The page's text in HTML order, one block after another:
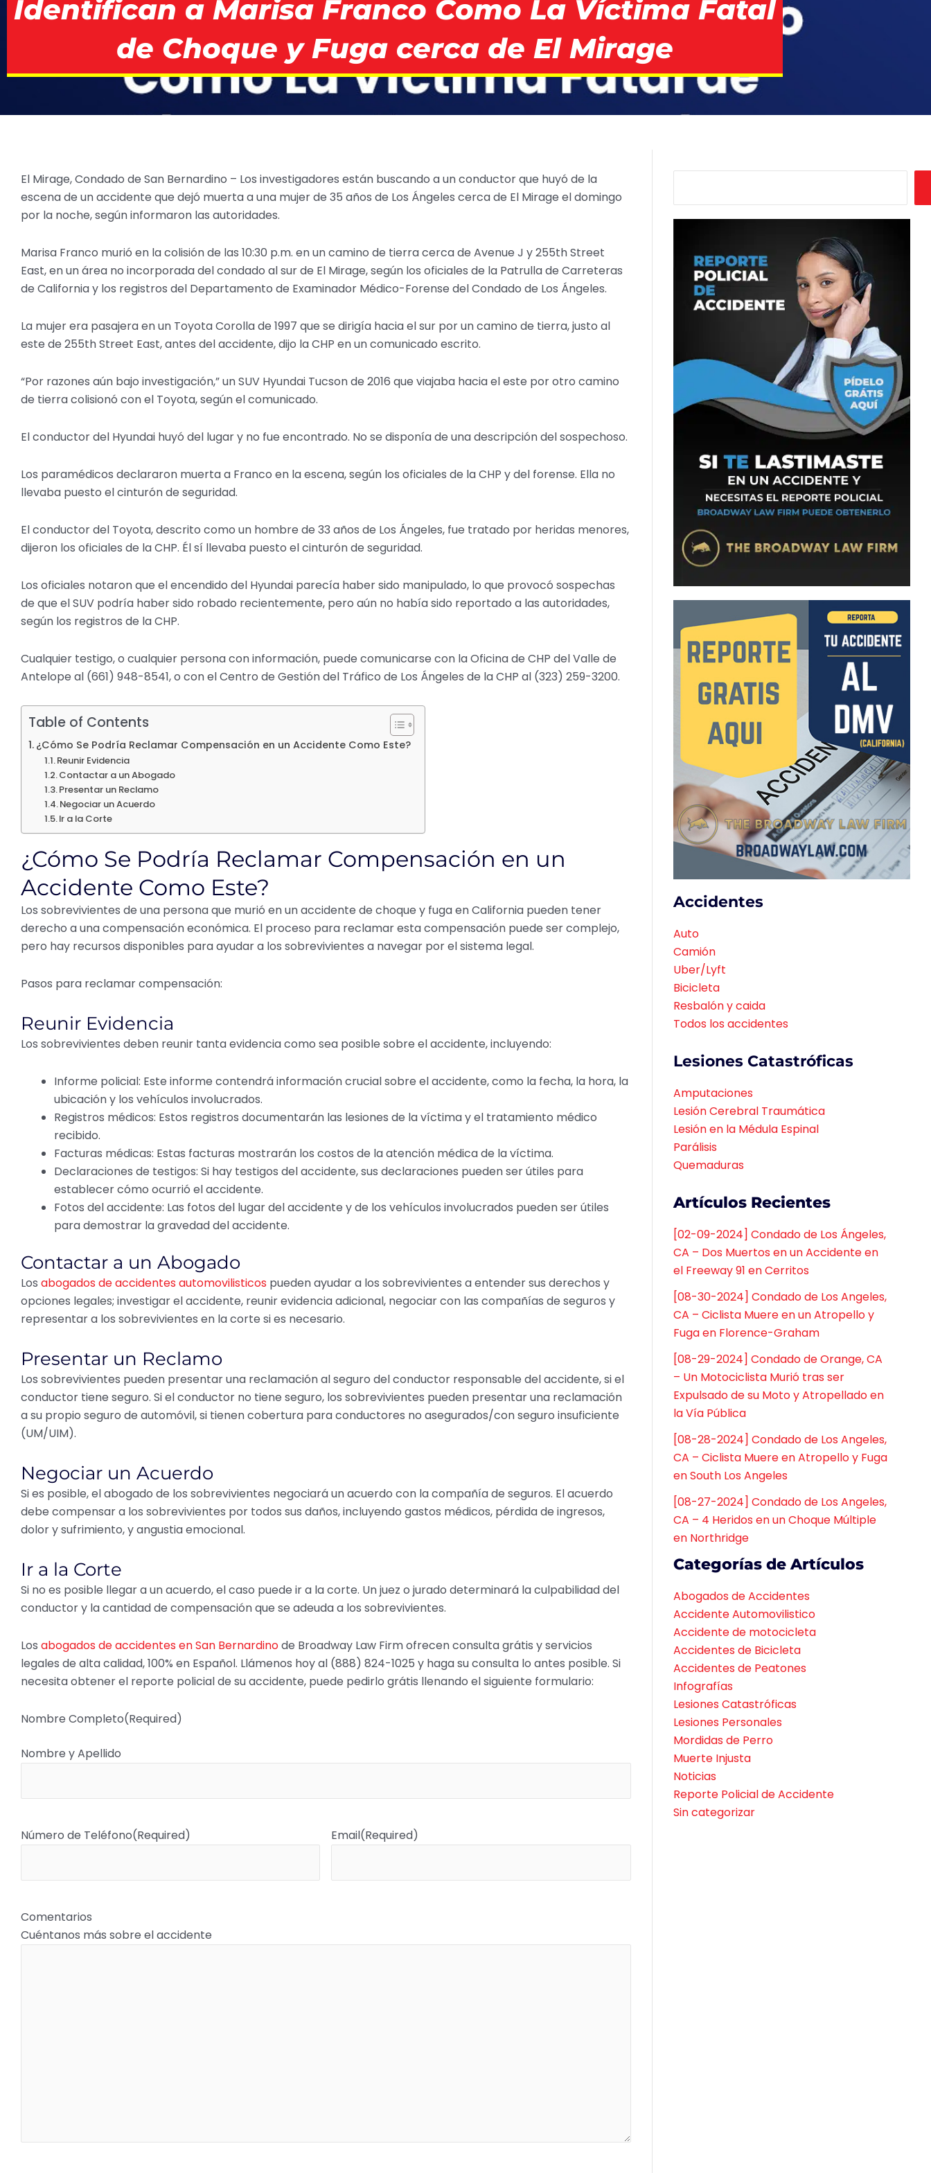
Identifican a Marisa Franco Como La Víctima Fatal
de Choque y Fuga cerca de El Mirage
El Mirage, Condado de San Bernardino – Los investigadores están buscando a un conductor que huyó de la
escena de un accidente que dejó muerta a una mujer de 35 años de Los Ángeles cerca de El Mirage el domingo
por la noche, según informaron las autoridades.
Marisa Franco murió en la colisión de las 10:30 p.m. en un camino de tierra cerca de Avenue J y 255th Street
East, en un área no incorporada del condado al sur de El Mirage, según los oficiales de la Patrulla de Carreteras
de California y los registros del Departamento de Examinador Médico-Forense del Condado de Los Ángeles.
La mujer era pasajera en un Toyota Corolla de 1997 que se dirigía hacia el sur por un camino de tierra, justo al
este de 255th Street East, antes del accidente, dijo la CHP en un comunicado escrito.
“Por razones aún bajo investigación,” un SUV Hyundai Tucson de 2016 que viajaba hacia el este por otro camino
de tierra colisionó con el Toyota, según el comunicado.
El conductor del Hyundai huyó del lugar y no fue encontrado. No se disponía de una descripción del sospechoso.
Los paramédicos declararon muerta a Franco en la escena, según los oficiales de la CHP y del forense. Ella no
llevaba puesto el cinturón de seguridad.
El conductor del Toyota, descrito como un hombre de 33 años de Los Ángeles, fue tratado por heridas menores,
dijeron los oficiales de la CHP. Él sí llevaba puesto el cinturón de seguridad.
Los oficiales notaron que el encendido del Hyundai parecía haber sido manipulado, lo que provocó sospechas
de que el SUV podría haber sido robado recientemente, pero aún no había sido reportado a las autoridades,
según los registros de la CHP.
Cualquier testigo, o cualquier persona con información, puede comunicarse con la Oficina de CHP del Valle de
Antelope al (661) 948-8541, o con el Centro de Gestión del Tráfico de Los Ángeles de la CHP al (323) 259-3200.
Table of Contents
¿Cómo Se Podría Reclamar Compensación en un Accidente Como Este?
Reunir Evidencia
Contactar a un Abogado
Presentar un Reclamo
Negociar un Acuerdo
Ir a la Corte
¿Cómo Se Podría Reclamar Compensación en un
Accidente Como Este?
Los sobrevivientes de una persona que murió en un accidente de choque y fuga en California pueden tener
derecho a una compensación económica. El proceso para reclamar esta compensación puede ser complejo,
pero hay recursos disponibles para ayudar a los sobrevivientes a navegar por el sistema legal.
Pasos para reclamar compensación:
Reunir Evidencia
Los sobrevivientes deben reunir tanta evidencia como sea posible sobre el accidente, incluyendo:
Informe policial: Este informe contendrá información crucial sobre el accidente, como la fecha, la hora, la
ubicación y los vehículos involucrados.
Registros médicos: Estos registros documentarán las lesiones de la víctima y el tratamiento médico
recibido.
Facturas médicas: Estas facturas mostrarán los costos de la atención médica de la víctima.
Declaraciones de testigos: Si hay testigos del accidente, sus declaraciones pueden ser útiles para
establecer cómo ocurrió el accidente.
Fotos del accidente: Las fotos del lugar del accidente y de los vehículos involucrados pueden ser útiles
para demostrar la gravedad del accidente.
Contactar a un Abogado
Los abogados de accidentes automovilisticos pueden ayudar a los sobrevivientes a entender sus derechos y
opciones legales; investigar el accidente, reunir evidencia adicional, negociar con las compañías de seguros y
representar a los sobrevivientes en la corte si es necesario.
Presentar un Reclamo
Los sobrevivientes pueden presentar una reclamación al seguro del conductor responsable del accidente, si el
conductor tiene seguro. Si el conductor no tiene seguro, los sobrevivientes pueden presentar una reclamación
a su propio seguro de automóvil, si tienen cobertura para conductores no asegurados/con seguro insuficiente
(UM/UIM).
Negociar un Acuerdo
Si es posible, el abogado de los sobrevivientes negociará un acuerdo con la compañía de seguros. El acuerdo
debe compensar a los sobrevivientes por todos sus daños, incluyendo gastos médicos, pérdida de ingresos,
dolor y sufrimiento, y angustia emocional.
Ir a la Corte
Si no es posible llegar a un acuerdo, el caso puede ir a la corte. Un juez o jurado determinará la culpabilidad del
conductor y la cantidad de compensación que se adeuda a los sobrevivientes.
Los abogados de accidentes en San Bernardinode Broadway Law Firm ofrecen consulta grátis y servicios
legales de alta calidad, 100% en Español. Llámenos hoy al (888) 824-1025 y haga su consulta lo antes posible. Si
necesita obtener el reporte policial de su accidente, puede pedirlo grátis llenando el siguiente formulario:
Nombre Completo(Required)
Nombre y Apellido
Número de Teléfono(Required) Email(Required)
Comentarios
Cuéntanos más sobre el accidente
Accidentes
Auto
Camión
Uber/Lyft
Bicicleta
Resbalón y caida
Todos los accidentes
Lesiones Catastróficas
Amputaciones
Lesión Cerebral Traumática
Lesión en la Médula Espinal
Parálisis
Quemaduras
Artículos Recientes
[02-09-2024] Condado de Los Ángeles,
CA – Dos Muertos en un Accidente en
el Freeway 91 en Cerritos
[08-30-2024] Condado de Los Angeles,
CA – Ciclista Muere en un Atropello y
Fuga en Florence-Graham
[08-29-2024] Condado de Orange, CA
– Un Motociclista Murió tras ser
Expulsado de su Moto y Atropellado en
la Vía Pública
[08-28-2024] Condado de Los Angeles,
CA – Ciclista Muere en Atropello y Fuga
en South Los Angeles
[08-27-2024] Condado de Los Angeles,
CA – 4 Heridos en un Choque Múltiple
en Northridge
Categorías de Artículos
Abogados de Accidentes
Accidente Automovilistico
Accidente de motocicleta
Accidentes de Bicicleta
Accidentes de Peatones
Infografías
Lesiones Catastróficas
Lesiones Personales
Mordidas de Perro
Muerte Injusta
Noticias
Reporte Policial de Accidente
Sin categorizar